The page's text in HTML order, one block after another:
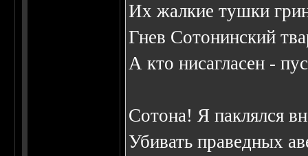
Их жалкие тушки
Гнев Сотонинский
А кто нисагласен -
Сотона! Я паклялся
Убивать праведных